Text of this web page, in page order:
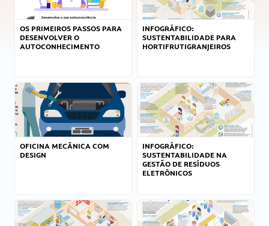
OS PRIMEIROS PASSOS PARA
DESENVOLVER O
AUTOCONHECIMENTO
INFOGRÁFICO:
SUSTENTABILIDADE PARA
HORTIFRUTIGRANJEIROS
OFICINA MECÂNICA COM
DESIGN
INFOGRÁFICO:
SUSTENTABILIDADE NA
GESTÃO DE RESÍDUOS
ELETRÔNICOS